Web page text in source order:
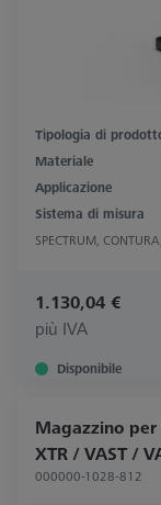
Tipologia di
Materiale
Applicazione
Sistema di misura
SPECTRUM,
1.130,04 €
più IVA
Disponibile
Magazzino
XTR / VAST /
000000-1028-812